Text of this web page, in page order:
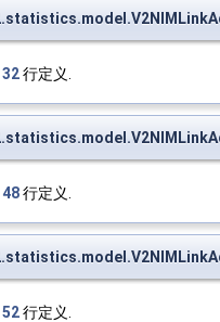
32行定义.
48行定义.
52行定义.